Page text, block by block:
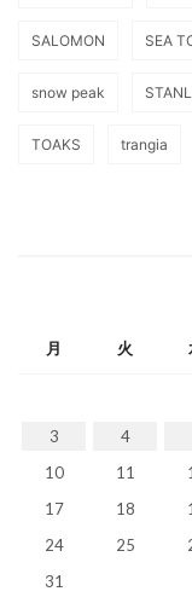
SALOMON SEA
snow peak
TOAKS trangia
月 火
3
4
10
11
17
18
24
25
31